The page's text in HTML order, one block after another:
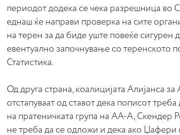
периодот додека се чека разрешница во
еднаш ќе направи проверка на сите
на терен за да биде уште повеќе сигурен
евентуално започнување со теренското
Статистика.
Од друга страна, коалицијата Алијанса
отстапуваат од ставот дека пописот
на пратеничката група на АА-А, Скендер
не треба да се одложи и дека ако Џафери